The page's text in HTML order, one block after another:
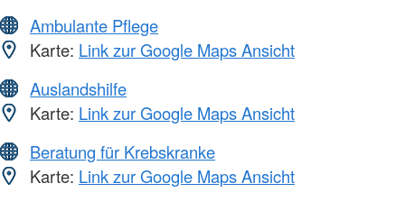
Ambulante Pflege
Karte: Link zur Google Maps Ansicht
Auslandshilfe
Karte: Link zur Google Maps Ansicht
Beratung für Krebskranke
Karte: Link zur Google Maps Ansicht